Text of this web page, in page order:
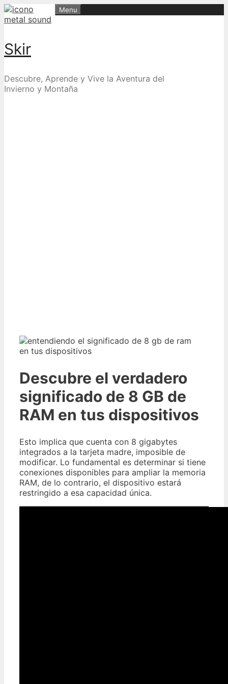
Skip
to
Skir
Descubre, Aprende y Vive la Aventura del
Invierno y Montaña
Menu
Descubre el verdadero
significado de 8 GB de
RAM en tus dispositivos
Esto implica que cuenta con 8 gigabytes
integrados a la tarjeta madre, imposible de
modificar. Lo fundamental es determinar si tiene
conexiones disponibles para ampliar la memoria
RAM, de lo contrario, el dispositivo estará
restringido a esa capacidad única.